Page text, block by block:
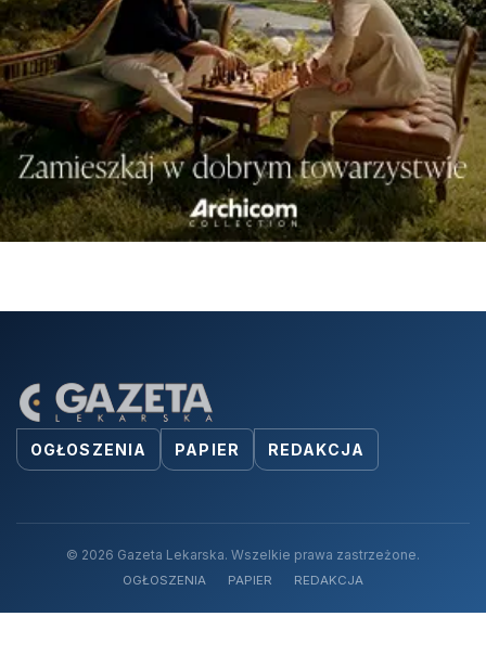
OGŁOSZENIA PAPIER REDAKCJA
© 2026 Gazeta Lekarska. Wszelkie prawa zastrzeżone.
OGŁOSZENIA PAPIER REDAKCJA